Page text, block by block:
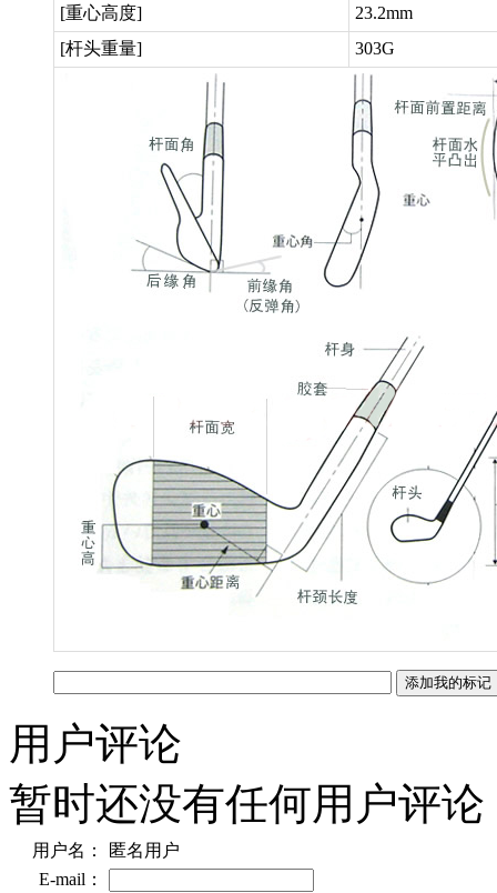
[重心高度]
23.2mm
[杆头重量]
303G
用户评论
暂时还没有任何用户评论
用户名：
匿名用户
E-mail：